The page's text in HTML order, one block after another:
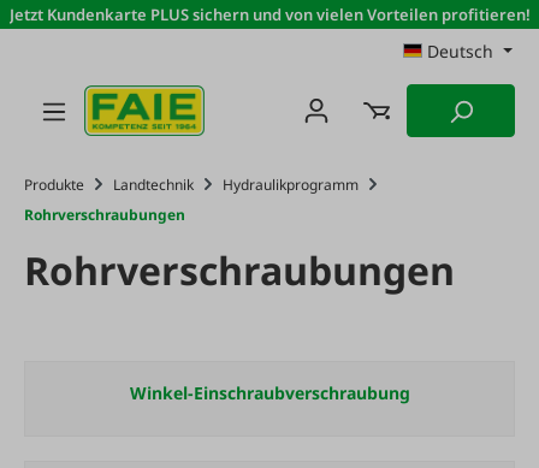
Zum Hauptinhalt springen
Jetzt Kundenkarte PLUS sichern und von vielen Vorteilen profitieren!
Deutsch
Produkte Landtechnik
Hydraulikprogramm
Rohrverschraubungen
Rohrverschraubungen
Winkel-Einschraubverschraubung